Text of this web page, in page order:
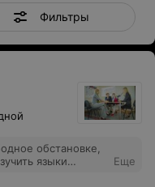
Фильтры
обстановке,
Еще